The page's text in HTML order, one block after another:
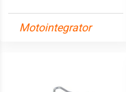
Motointegrator